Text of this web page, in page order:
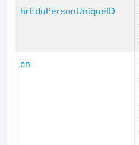
hrEduPersonUniqueID
cn